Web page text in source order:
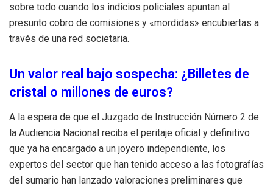
sobre todo cuando los indicios policiales apuntan al
presunto cobro de comisiones y «mordidas» encubiertas a
través de una red societaria.
Un valor real bajo sospecha: ¿Billetes de
cristal o millones de euros?
A la espera de que el Juzgado de Instrucción Número 2 de
la Audiencia Nacional reciba el peritaje oficial y definitivo
que ya ha encargado a un joyero independiente, los
expertos del sector que han tenido acceso a las fotografías
del sumario han lanzado valoraciones preliminares que